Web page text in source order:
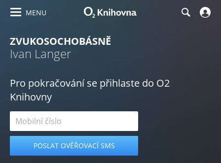
MENU
ZVUKOSOCHOBÁSNĚ
Ivan Langer
Pro pokračování se přihlaste do O2
Knihovny